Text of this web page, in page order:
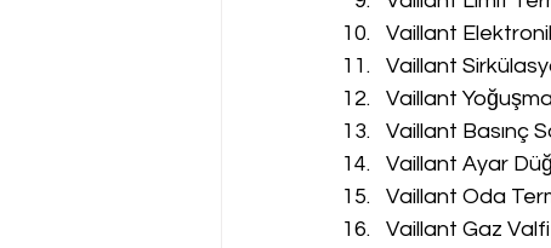
Vaillant
Vaillant
Vaillant
Vaillant Basınç
Vaillant Ayar
Vaillant Oda
Vaillant Gaz